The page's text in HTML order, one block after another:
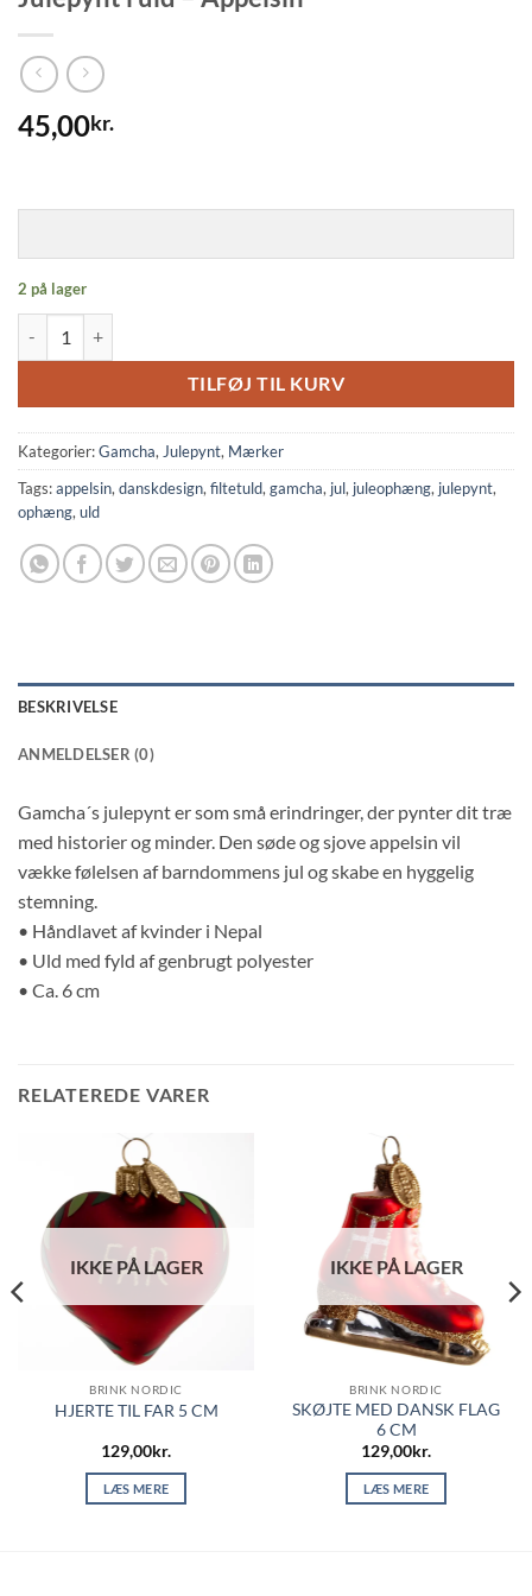
45,00kr.
2 på lager
TILFØJ TIL KURV
Kategorier:Gamcha, Julepynt, Mærker
Tags:appelsin, danskdesign, filtetuld, gamcha, jul, juleophæng, julepynt,
ophæng, uld
BESKRIVELSE
ANMELDELSER (0)
Gamcha´s julepynt er som små erindringer, der pynter dit træ
med historier og minder. Den søde og sjove appelsin vil
vække følelsen af barndommens jul og skabe en hyggelig
stemning.
• Håndlavet af kvinder i Nepal
• Uld med fyld af genbrugt polyester
• Ca. 6 cm
RELATEREDE VARER
IKKE PÅ LAGER
BRINK NORDIC
HJERTE TIL FAR 5 CM
129,00kr.
LÆS MERE
IKKE PÅ LAGER
BRINK NORDIC
SKØJTE MED DANSK FLAG
6 CM
129,00kr.
LÆS MERE